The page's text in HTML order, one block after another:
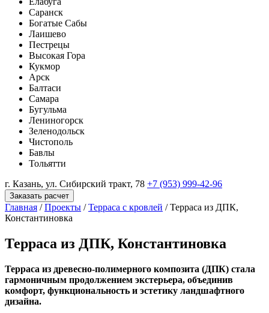
Саранск
Богатые Сабы
Лаишево
Пестрецы
Высокая Гора
Кукмор
Арск
Балтаси
Самара
Бугульма
Лениногорск
Зеленодольск
Чистополь
Бавлы
Тольятти
г. Казань, ул. Сибирский тракт, 78 +7 (953) 999-42-96
Заказать расчет
Главная / Проекты / Терраса с кровлей /Терраса из ДПК,
Константиновка
Терраса из ДПК, Константиновка
Терраса из древесно-полимерного композита (ДПК) стала
гармоничным продолжением экстерьера, объединив
комфорт, функциональность и эстетику ландшафтного
дизайна.